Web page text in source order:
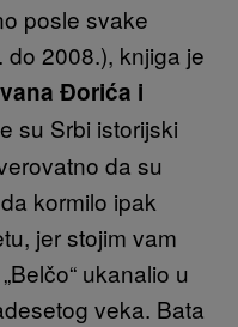
posle svake
2008.), knjiga je
Đorića i
su Srbi istorijski
da su
kormilo ipak
jer stojim vam
ukanalio u
veka. Bata